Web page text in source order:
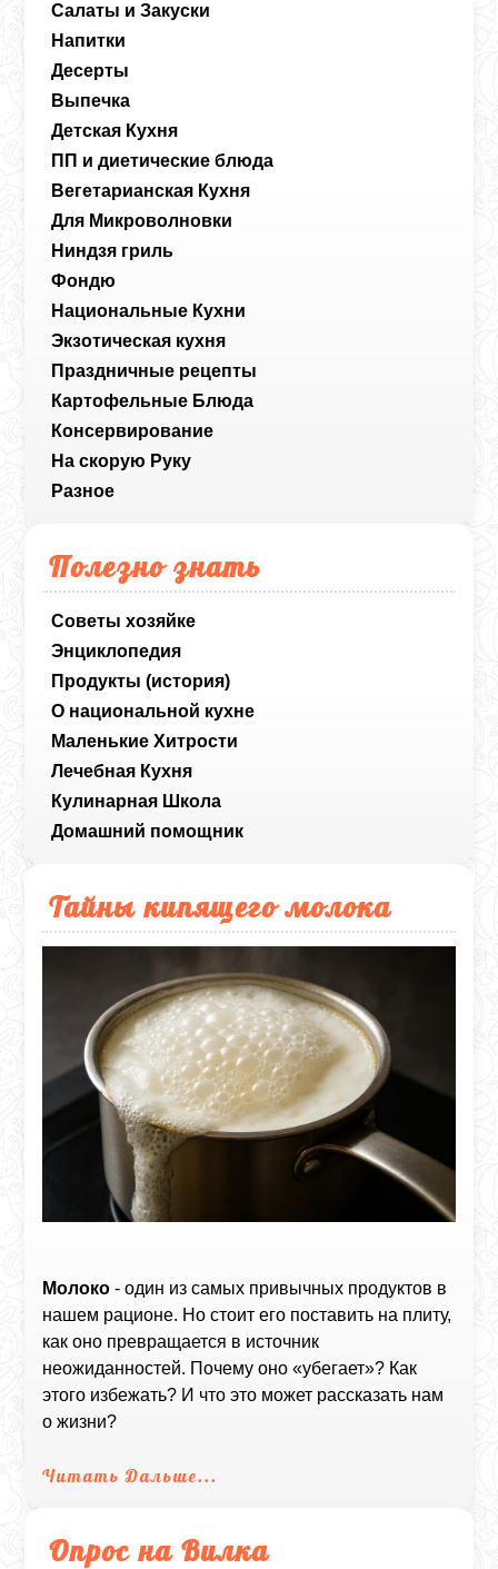
Салаты и Закуски
Напитки
Десерты
Выпечка
Детская Кухня
ПП и диетические блюда
Вегетарианская Кухня
Для Микроволновки
Ниндзя гриль
Фондю
Национальные Кухни
Экзотическая кухня
Праздничные рецепты
Картофельные Блюда
Консервирование
На скорую Руку
Разное
Полезно знать
Советы хозяйке
Энциклопедия
Продукты (история)
О национальной кухне
Маленькие Хитрости
Лечебная Кухня
Кулинарная Школа
Домашний помощник
Тайны кипящего молока
Молоко - один из самых привычных продуктов в
нашем рационе. Но стоит его поставить на плиту,
как оно превращается в источник
неожиданностей. Почему оно «убегает»? Как
этого избежать? И что это может рассказать нам
о жизни?
Читать Дальше...
Опрос на Вилка